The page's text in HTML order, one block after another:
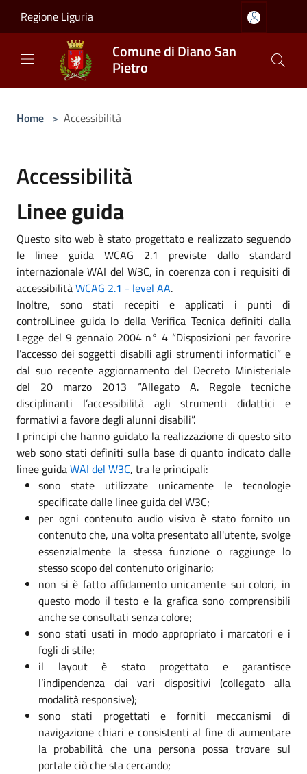
Regione Liguria
Comune di Diano San
Pietro
Home > Accessibilità
Accessibilità
Linee guida
Questo sito web è stato progettato e realizzato seguendo
le linee guida WCAG 2.1 previste dallo standard
internazionale WAI del W3C, in coerenza con i requisiti di
accessibilitàWCAG 2.1 - level AA.
Inoltre, sono stati recepiti e applicati i punti di
controlLinee guida lo della Verifica Tecnica definiti dalla
Legge del 9 gennaio 2004 n° 4 “Disposizioni per favorire
l’accesso dei soggetti disabili agli strumenti informatici” e
dal suo recente aggiornamento del Decreto Ministeriale
del 20 marzo 2013 “Allegato A. Regole tecniche
disciplinanti l’accessibilità agli strumenti didattici e
formativi a favore degli alunni disabili”.
I principi che hanno guidato la realizzazione di questo sito
web sono stati definiti sulla base di quanto indicato dalle
linee guidaWAI del W3C, tra le principali:
sono state utilizzate unicamente le tecnologie
specificate dalle linee guida del W3C;
per ogni contenuto audio visivo è stato fornito un
contenuto che, una volta presentato all'utente, svolge
essenzialmente la stessa funzione o raggiunge lo
stesso scopo del contenuto originario;
non si è fatto affidamento unicamente sui colori, in
questo modo il testo e la grafica sono comprensibili
anche se consultati senza colore;
sono stati usati in modo appropriato i marcatori e i
fogli di stile;
il layout è stato progettato e garantisce
l’indipendenza dai vari dispositivi (collegato alla
modalità responsive);
sono stati progettati e forniti meccanismi di
navigazione chiari e consistenti al fine di aumentare
la probabilità che una persona possa trovare sul
portale ciò che sta cercando;